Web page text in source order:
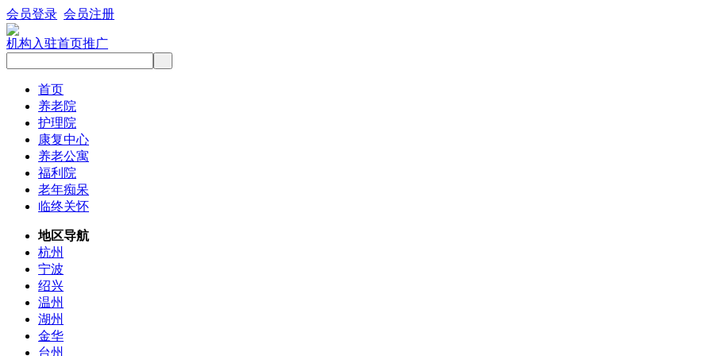
会员登录 会员注册
机构入驻首页推广
首页
养老院
护理院
康复中心
养老公寓
福利院
老年痴呆
临终关怀
地区导航
杭州
宁波
绍兴
温州
湖州
金华
台州